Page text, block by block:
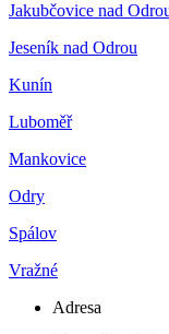
Jakubčovice nad
Jeseník nad Odrou
Kunín
Luboměř
Mankovice
Odry
Spálov
Vražné
Adresa